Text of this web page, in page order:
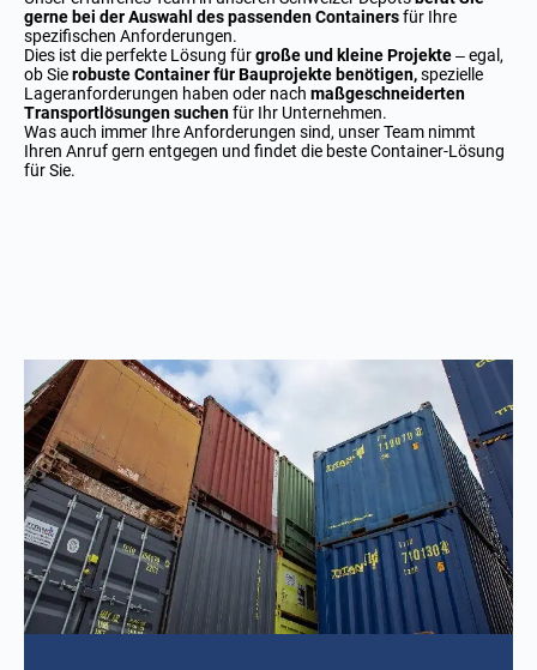
gerne bei der Auswahl des passenden Containersfür Ihre
spezifischen Anforderungen.
Dies ist die perfekte Lösung fürgroße und kleine Projekte– egal,
ob Sierobuste Container für Bauprojekte benötigen,spezielle
Lageranforderungen haben oder nach maßgeschneiderten
Transportlösungen suchenfür Ihr Unternehmen.
Was auch immer Ihre Anforderungen sind, unser Team nimmt
Ihren Anruf gern entgegen und findet die beste Container-Lösung
für Sie.